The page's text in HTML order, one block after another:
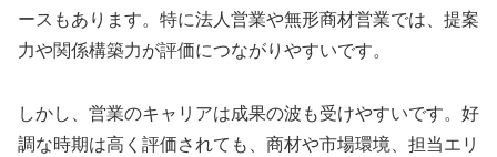
ースもあります。特に法人営業や無形商材営業では、提案
力や関係構築力が評価につながりやすいです。
しかし、営業のキャリアは成果の波も受けやすいです。好
調な時期は高く評価されても、商材や市場環境、担当エリ